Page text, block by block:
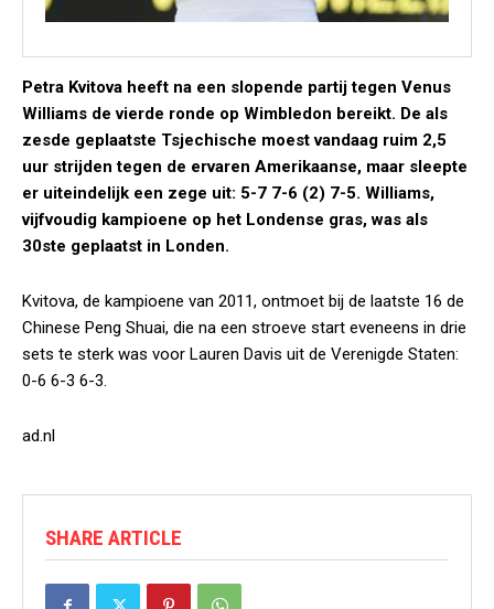
Petra Kvitova heeft na een slopende partij tegen Venus
Williams de vierde ronde op Wimbledon bereikt. De als
zesde geplaatste Tsjechische moest vandaag ruim 2,5
uur strijden tegen de ervaren Amerikaanse, maar sleepte
er uiteindelijk een zege uit: 5-7 7-6 (2) 7-5. Williams,
vijfvoudig kampioene op het Londense gras, was als
30ste geplaatst in Londen.
Kvitova, de kampioene van 2011, ontmoet bij de laatste 16 de
Chinese Peng Shuai, die na een stroeve start eveneens in drie
sets te sterk was voor Lauren Davis uit de Verenigde Staten:
0-6 6-3 6-3.
ad.nl
SHARE ARTICLE